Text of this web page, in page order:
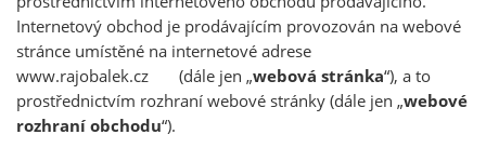
Internetový obchod je prodávajícím provozován na webové
stránce umístěné na internetové adrese
www.rajobalek.cz (dále jen „webová stránka“), a to
prostřednictvím rozhraní webové stránky (dále jen „webové
rozhraní obchodu“).